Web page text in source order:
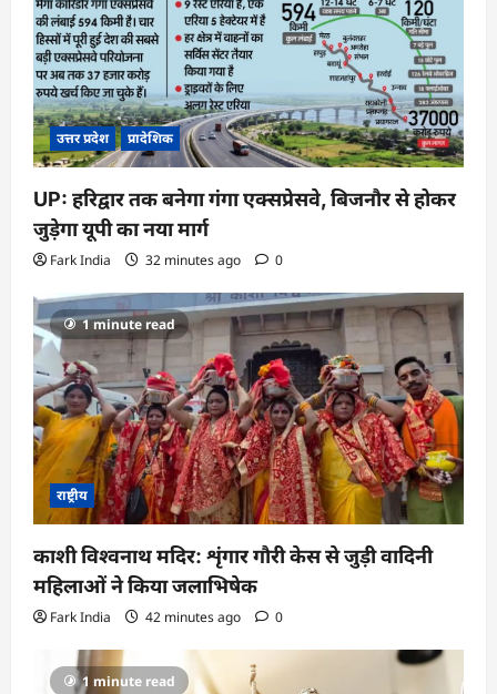
उत्तर प्रदेश प्रादेशिक
UP: हरिद्वार तक बनेगा गंगा एक्सप्रेसवे, बिजनौर से होकर
जुड़ेगा यूपी का नया मार्ग
Fark India 32 minutes ago 0
1 minute read
राष्ट्रीय
काशी विश्वनाथ मदिर: शृंगार गौरी केस से जुड़ी वादिनी
महिलाओं ने किया जलाभिषेक
Fark India 42 minutes ago 0
1 minute read